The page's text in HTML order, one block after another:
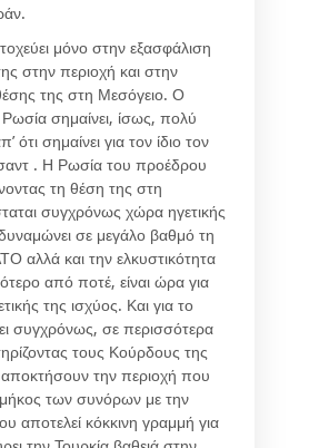
μόνο στην εξασφάλιση
στην περιοχή και στην
της στη Μεσόγειο. Ο
σημαίνει, ίσως, πολύ
ότι σημαίνει για τον ίδιο τον
. Η Ρωσία του προέδρου
τη θέση της στη
συγχρόνως χώρα ηγετικής
σε μεγάλο βαθμό τη
αλλά και την ελκυστικότητα
από ποτέ, είναι ώρα για
της ισχύος. Και για το
συγχρόνως, σε περισσότερα
τους Κούρδους της
την περιοχή που
μήκος των συνόρων με την
αποτελεί κόκκινη γραμμή για